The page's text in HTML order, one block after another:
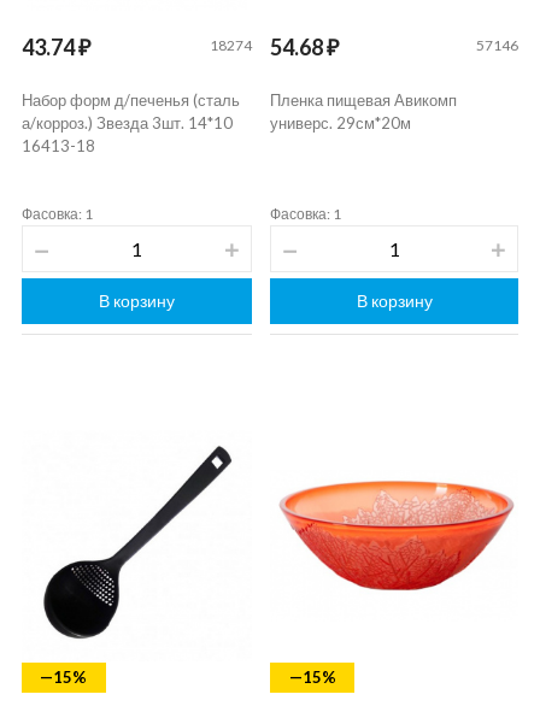
43.74 ₽ 18274
Набор форм д/печенья (сталь
а/корроз.) Звезда 3шт. 14*10
16413-18
Фасовка: 1
В корзину
54.68 ₽ 57146
Пленка пищевая Авикомп
универс. 29см*20м
Фасовка: 1
В корзину
—15% —15%